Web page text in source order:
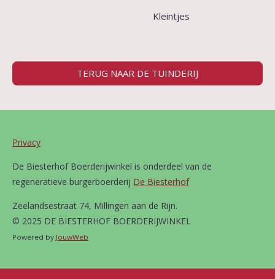
Kleintjes
TERUG NAAR DE TUINDERIJ
Privacy
De Biesterhof Boerderijwinkel is onderdeel van de
regeneratieve burgerboerderij De Biesterhof
Zeelandsestraat 74, Millingen aan de Rijn.
© 2025 DE BIESTERHOF BOERDERIJWINKEL
Powered by JouwWeb